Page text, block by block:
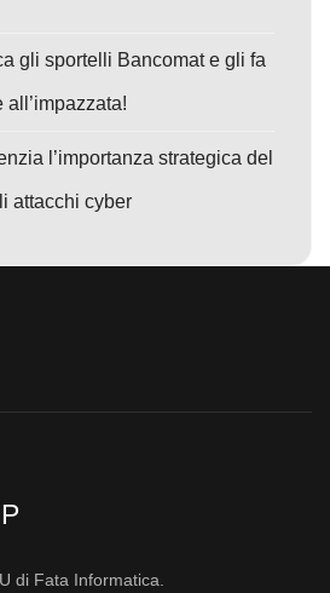
gli sportelli Bancomat e gli fa
l’importanza strategica del
attacchi cyber
di Fata Informatica.